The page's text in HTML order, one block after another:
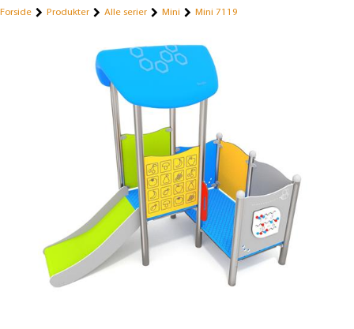
Forside Produkter Alle serier Mini Mini 7119